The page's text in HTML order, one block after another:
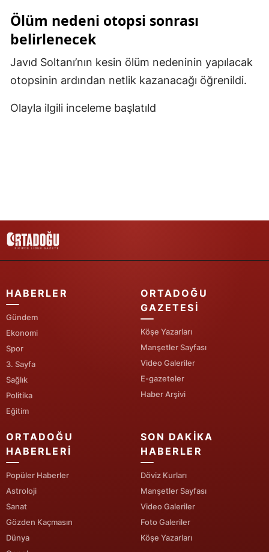
Malatya
Manisa
Kahramanmaraş
Mardin
Samsun
Sinop
Sivas
Trabzon
Tunceli
Uşak
Ölüm nedeni otopsi sonrası
belirlenecek
Javıd Soltanı’nın kesin ölüm nedeninin yapılacak
otopsinin ardından netlik kazanacağı öğrenildi.
Olayla ilgili inceleme başlatıld
HABERLER
Gündem
Ekonomi
Spor
3. Sayfa
Sağlık
Politika
Eğitim
ORTADOĞU
GAZETESI
Köşe Yazarları
Manşetler Sayfası
Video Galeriler
E-gazeteler
Haber Arşivi
ORTADOĞU
HABERLERI
Popüler Haberler
Astroloji
Sanat
Gözden Kaçmasın
Dünya
SON DAKIKA
HABERLER
Döviz Kurları
Manşetler Sayfası
Video Galeriler
Foto Galeriler
Köşe Yazarları